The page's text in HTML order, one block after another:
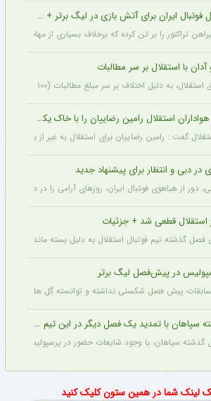
فوتبال ایران برای آتش بازی در لیگ برتر + عکس
تراکتور را بر تن کرده که برخلاف بسیاری از مهاجمان
آدان با استقلال بر سر مطالبات
اختلاف بر سر مبلغ مطالبات (۱۰۰ تا ۲۰۰ هزار یورو) قصد شکایت از باشگاه را دارد.
استقلال رامین رضاییان را با خاک یکسان کرد + جزئیات
گفت : رامین رضاییان برای استقلال به غیر از بازار
دبی و انتظار برای پیشنهاد جدید
دور از هیاهوی فوتبال ایران، روزهای آرامی را در دبی
استقلال قطعی شد + جزئیات
گذشته تیم فوتبال استقلال به دلیل بسته ماندن پنجره
در پیش‌فصل لیگ برتر
پیش فصل شکستی نداشته و توانسته گل های زیادی
با تمدید یک فصل دیگر در این تیم ماند + عکس
سپاهان، با وجود شایعات حضور در پرسپولیس،
لینک شما در همین ستون کلیک کنید